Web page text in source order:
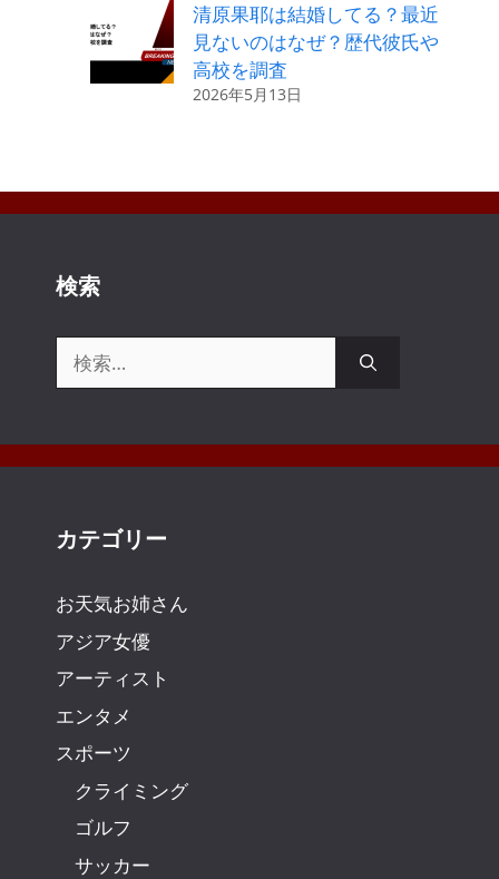
清原果耶は結婚してる？最近
見ないのはなぜ？歴代彼氏や
高校を調査
2026年5月13日
検索
索:
カテゴリー
お天気お姉さん
アジア女優
アーティスト
エンタメ
スポーツ
クライミング
ゴルフ
サッカー